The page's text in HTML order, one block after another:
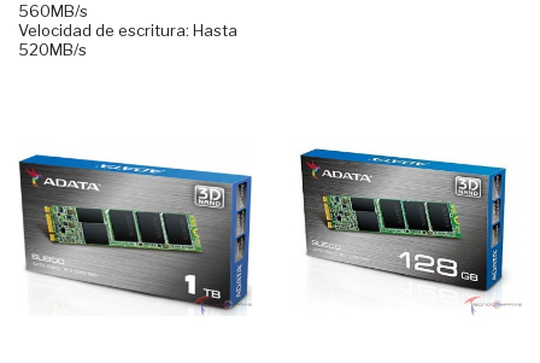
560MB/s
Velocidad de escritura: Hasta
520MB/s